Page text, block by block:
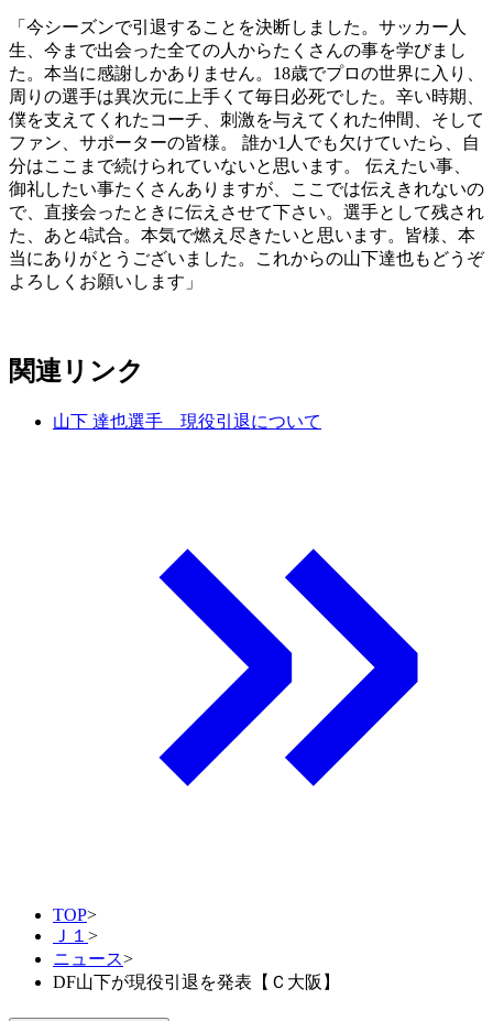
「今シーズンで引退することを決断しました。サッカー人
生、今まで出会った全ての人からたくさんの事を学びまし
た。本当に感謝しかありません。18歳でプロの世界に入り、
周りの選手は異次元に上手くて毎日必死でした。辛い時期、
僕を支えてくれたコーチ、刺激を与えてくれた仲間、そして
ファン、サポーターの皆様。 誰か1人でも欠けていたら、自
分はここまで続けられていないと思います。 伝えたい事、
御礼したい事たくさんありますが、ここでは伝えきれないの
で、直接会ったときに伝えさせて下さい。選手として残され
た、あと4試合。本気で燃え尽きたいと思います。皆様、本
当にありがとうございました。これからの山下達也もどうぞ
よろしくお願いします」
関連リンク
山下 達也選手 現役引退について
TOP>
Ｊ１ >
ニュース>
DF山下が現役引退を発表【Ｃ大阪】